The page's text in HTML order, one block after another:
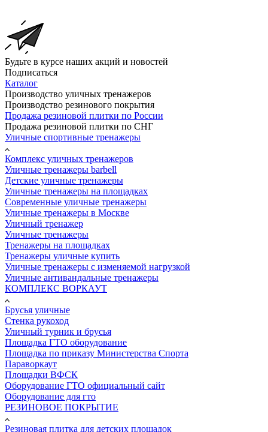
Будьте в курсе наших акций и новостей
Подписаться
Каталог
Производство уличных тренажеров
Производство резинового покрытия
Продажа резиновой плитки по России
Продажа резиновой плитки по СНГ
Уличные спортивные тренажеры
Комплекс уличных тренажеров
Уличные тренажеры barbell
Детские уличные тренажеры
Уличные тренажеры на площадках
Современные уличные тренажеры
Уличные тренажеры в Москве
Уличный тренажер
Уличные тренажеры
Тренажеры на площадках
Тренажеры уличные купить
Уличные тренажеры с изменяемой нагрузкой
Уличные антивандальные тренажеры
КОМПЛЕКС ВОРКАУТ
Брусья уличные
Стенка рукоход
Уличный турник и брусья
Площадка ГТО оборудование
Площадка по приказу Министерства Спорта
Параворкаут
Площадки ВФСК
Оборудование ГТО официальный сайт
Оборудование для гто
РЕЗИНОВОЕ ПОКРЫТИЕ
Резиновая плитка для детских площадок